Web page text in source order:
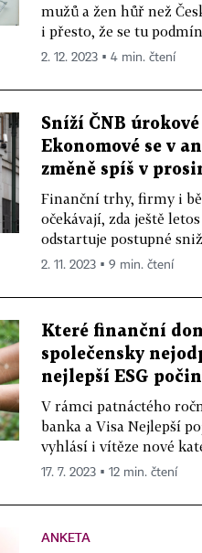
mužů a žen hůř než
i přesto, že se tu
2. 12. 2023 ▪ 4 min. čtení
Sníží ČNB úrokové
Ekonomové se v
změně spíš v
Finanční trhy, firmy i
očekávají, zda ještě
odstartuje postupné
2. 11. 2023 ▪ 9 min. čtení
Které finanční
společensky
nejlepší ESG
V rámci patnáctého
banka a Visa Nejlepší
vyhlásí i vítěze nové
17. 7. 2023 ▪ 12 min. čtení
ANKETA